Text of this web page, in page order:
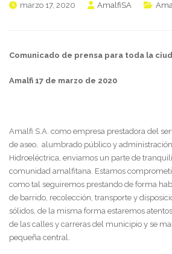
marzo 17, 2020 AmalfiSA
Comunicado de prensa para toda la
Amalfi 17 de marzo de 2020
Amalfi S.A. como empresa prestadora del
de aseo, alumbrado público y
Hidroeléctrica, enviamos un parte de
comunidad amalfitana. Estamos
como tal seguiremos prestando de forma
de barrido, recolección, transporte y
sólidos, de la misma forma estaremos
de las calles y carreras del municipio y se
pequeña central.